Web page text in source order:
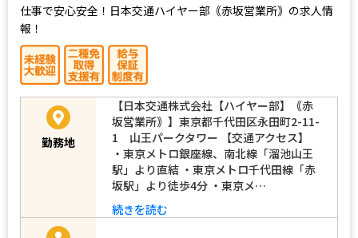
仕事で安心安全！日本交通ハイヤー部｟赤坂営業所｠の求人情
報！
勤務地
【日本交通株式会社【ハイヤー部】｟赤
坂営業所｠】東京都千代田区永田町2-11-
1 山王パークタワー 【交通アクセス】
・東京メトロ銀座線、南北線「溜池山王
駅」より直結 ・東京メトロ千代田線「赤
坂駅」より徒歩4分 ・東京メ…
続きを読む